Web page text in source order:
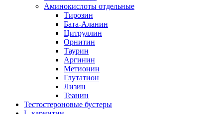
Аминокислоты отдельные
Тирозин
Бата-Аланин
Цитруллин
Орнитин
Таурин
Аргинин
Метионин
Глутатион
Лизин
Теанин
Тестостероновые бустеры